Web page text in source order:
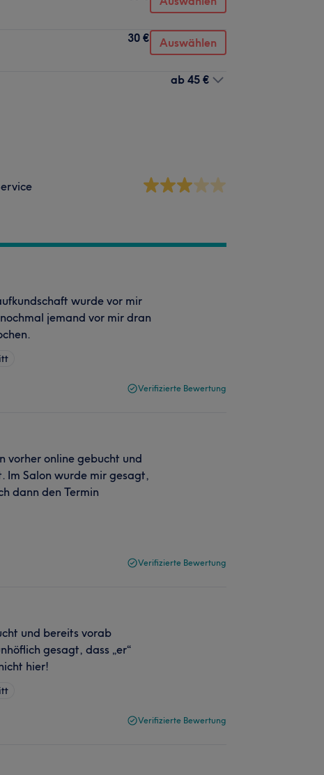
30 € Auswählen
ab 45 €
wurde vor mir
jemand vor mir dran
Verifizierte Bewertung
vorher online gebucht und
Im Salon wurde mir gesagt,
dann den Termin
Verifizierte Bewertung
und bereits vorab
gesagt, dass „er“
hier!
Verifizierte Bewertung